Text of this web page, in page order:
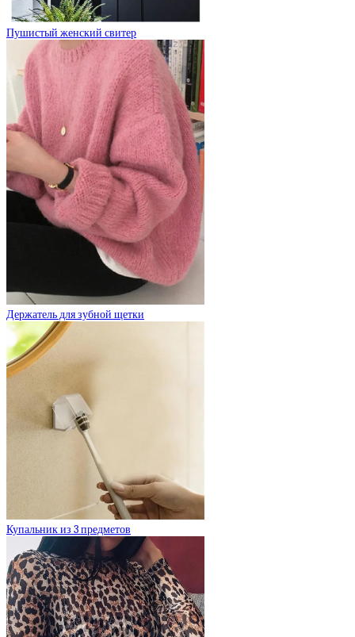
Пушистый женский свитер
Держатель для зубной щетки
Купальник из 3 предметов